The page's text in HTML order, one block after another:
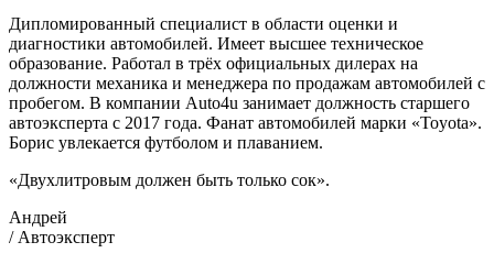
Дипломированный специалист в области оценки и
диагностики автомобилей. Имеет высшее техническое
образование. Работал в трёх официальных дилерах на
должности механика и менеджера по продажам автомобилей с
пробегом. В компании Auto4u занимает должность старшего
автоэксперта с 2017 года. Фанат автомобилей марки «Toyota».
Борис увлекается футболом и плаванием.
«Двухлитровым должен быть только сок».
Андрей
/ Автоэксперт